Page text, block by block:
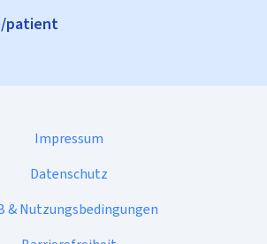
patient
Impressum
Datenschutz
& Nutzungsbedingungen